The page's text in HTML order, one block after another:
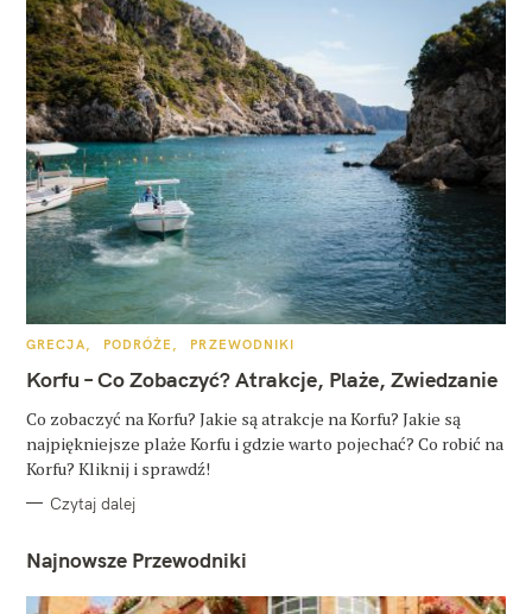
K
T
E
O
R
I
GRECJA PODRÓŻE PRZEWODNIKI
Korfu – Co Zobaczyć? Atrakcje, Plaże, Zwiedzanie
Co zobaczyć na Korfu? Jakie są atrakcje na Korfu? Jakie są
najpiękniejsze plaże Korfu i gdzie warto pojechać? Co robić na
Korfu? Kliknij i sprawdź!
Czytaj dalej
Najnowsze Przewodniki